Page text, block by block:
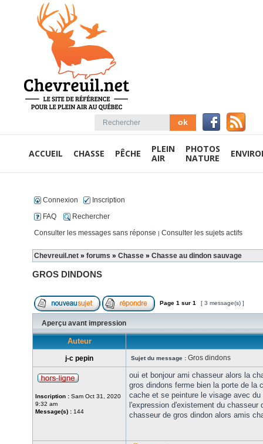
ACCUEIL CHASSE PÊCHE
PLEIN
AIR
PHOTOS
NATURE
Connexion
Inscription
FAQ
Rechercher
Consulter les messages sans réponse | Consulter les sujets actifs
Chevreuil.net » forums » Chasse » Chasse au dindon sauvage
GROS DINDONS
Page 1 sur 1 [ 3 message(s) ]
Aperçu avant impression
Auteur
j-c pepin Sujet du message : Gros dindons
Inscription : Sam Oct 31, 2020
9:32 am
Message(s) : 144
oui et bonjour ami chasseur alors la
gros dindons ferme bien la porte de la
cache et se peinture le visage avec
l'expression d'existement du
chasseur de gros dindon alors amis